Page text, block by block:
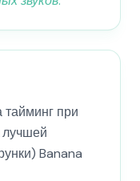
при
лучшей
Banana